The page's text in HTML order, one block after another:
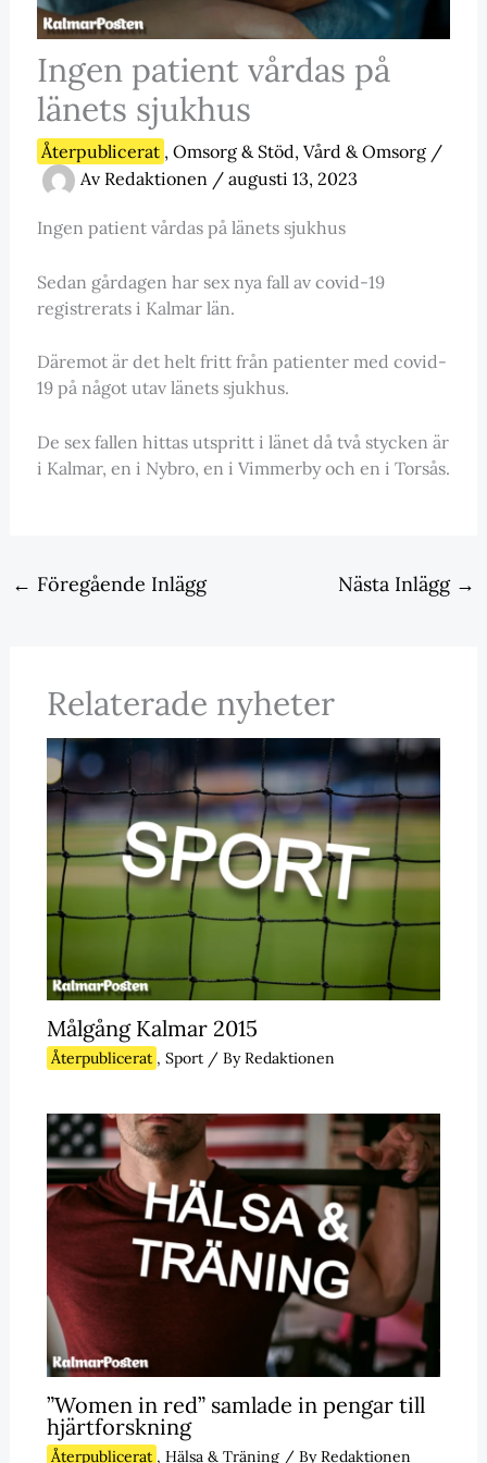
Ingen patient vårdas på
länets sjukhus
Återpublicerat , Omsorg & Stöd, Vård & Omsorg/
Av Redaktionen / augusti 13, 2023
Ingen patient vårdas på länets sjukhus
Sedan gårdagen har sex nya fall av covid-19
registrerats i Kalmar län.
Däremot är det helt fritt från patienter med covid-
19 på något utav länets sjukhus.
De sex fallen hittas utspritt i länet då två stycken är
i Kalmar, en i Nybro, en i Vimmerby och en i Torsås.
← Föregående Inlägg Nästa Inlägg →
Relaterade nyheter
Målgång Kalmar 2015
Återpublicerat , Sport/ ByRedaktionen
”Women in red” samlade in pengar till
hjärtforskning
Återpublicerat , Hälsa & Träning/ ByRedaktionen